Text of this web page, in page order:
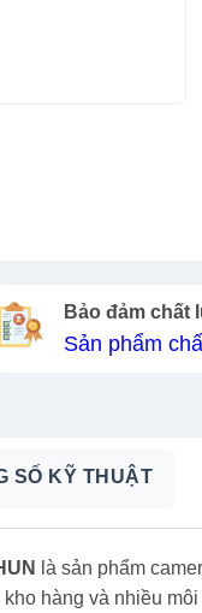
Bảo đảm chất
Sản phẩm
SỐ KỸ THUẬT
là sản phẩm
hàng và nhiều